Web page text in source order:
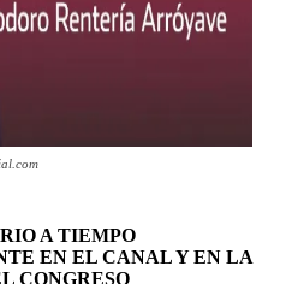
A TIEMPO
EN EL CANAL Y EN LA
CONGRESO